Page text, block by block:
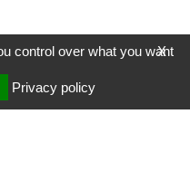
X
control over what you want
Privacy policy